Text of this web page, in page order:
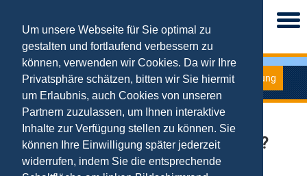
Um unsere Webseite für Sie optimal zu
gestalten und fortlaufend verbessern zu
können, verwenden wir Cookies. Da wir Ihre
Privatsphäre schätzen, bitten wir Sie hiermit
um Erlaubnis, auch Cookies von unseren
Partnern zuzulassen, um Ihnen interaktive
Inhalte zur Verfügung stellen zu können. Sie
können Ihre Einwilligung später jederzeit
widerrufen, indem Sie die entsprechende
Forschung
Kolumne
Die Datensteuer: Eine
Bankrotterklärung für Deutschland?
[huffingtonpost.de]